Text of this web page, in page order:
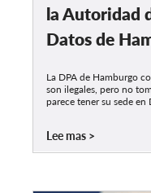
la Autoridad
Datos de
La DPA de Hamburgo
son ilegales, pero no
parece tener su sede en
Lee mas